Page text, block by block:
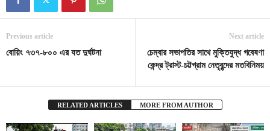
Previous article
বোয়িং ৭৩৭-৮০০ এর যত দুর্ঘটনা
Next article
চেম্বার সভাপতির সাথে মুক্তিযুদ্ধ গবেষণা
কেন্দ্র ট্রাস্ট-চট্টগ্রাম নেতৃবৃন্দের মতবিনিময়
RELATED ARTICLES MORE FROM AUTHOR